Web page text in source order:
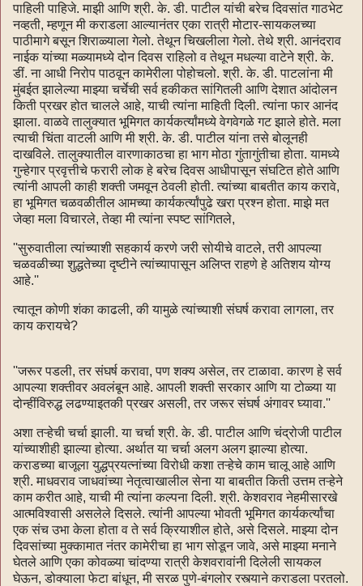
पाहिली पाहिजे. माझी आणि श्री. के. डी. पाटील यांची बरेच दिवसांत गाठभेट
नव्हती, म्हणून मी कराडला आल्यानंतर एका रात्री मोटार-सायकलच्या
पाठीमागे बसून शिराळ्याला गेलो. तेथून चिखलीला गेलो. तेथे श्री. आनंदराव
नाईक यांच्या मळ्यामध्ये दोन दिवस राहिलो व तेथून मधल्या वाटेने श्री. के.
डीं. ना आधी निरोप पाठवून कामेरीला पोहोचलो. श्री. के. डी. पाटलांना मी
मुंबईत झालेल्या माझ्या चर्चेची सर्व हकीकत सांगितली आणि देशात आंदोलन
किती प्रखर होत चालले आहे, याची त्यांना माहिती दिली. त्यांना फार आनंद
झाला. वाळवे तालुक्यात भूमिगत कार्यकर्त्यांमध्ये वेगवेगळे गट झाले होते. मला
त्याची चिंता वाटली आणि मी श्री. के. डी. पाटील यांना तसे बोलूनही
दाखविले. तालुक्यातील वारणाकाठचा हा भाग मोठा गुंतागुंतीचा होता. यामध्ये
गुन्हेगार प्रवृत्तीचे फरारी लोक हे बरेच दिवस आधीपासून संघटित होते आणि
त्यांनी आपली काही शक्ती जमवून ठेवली होती. त्यांच्या बाबतीत काय करावे,
हा भूमिगत चळवळीतील आमच्या कार्यकर्त्यांपुढे खरा प्रश्न होता. माझे मत
जेव्हा मला विचारले, तेव्हा मी त्यांना स्पष्ट सांगितले,
''सुरुवातीला त्यांच्याशी सहकार्य करणे जरी सोयीचे वाटले, तरी आपल्या
चळवळीच्या शुद्धतेच्या दृष्टीने त्यांच्यापासून अलिप्त राहणे हे अतिशय योग्य
आहे.''
त्यातून कोणी शंका काढली, की यामुळे त्यांच्याशी संघर्ष करावा लागला, तर
काय करायचे?
''जरूर पडली, तर संघर्ष करावा, पण शक्य असेल, तर टाळावा. कारण हे सर्व
आपल्या शक्तीवर अवलंबून आहे. आपली शक्ती सरकार आणि या टोळ्या या
दोन्हींविरुद्ध लढण्याइतकी प्रखर असली, तर जरूर संघर्ष अंगावर घ्यावा.''
अशा तऱ्हेची चर्चा झाली. या चर्चा श्री. के. डी. पाटील आणि चंद्रोजी पाटील
यांच्याशीही झाल्या होत्या. अर्थात या चर्चा अलग अलग झाल्या होत्या.
कराडच्या बाजूला युद्धप्रयत्नांच्या विरोधी कशा तऱ्हेचे काम चालू आहे आणि
श्री. माधवराव जाधवांच्या नेतृत्वाखालील सेना या बाबतीत किती उत्तम तऱ्हेने
काम करीत आहे, याची मी त्यांना कल्पना दिली. श्री. केशवराव नेहमीसारखे
आत्मविश्वासी असलेले दिसले. त्यांनी आपल्या भोवती भूमिगत कार्यकर्त्यांचा
एक संच उभा केला होता व ते सर्व क्रियाशील होते, असे दिसले. माझ्या दोन
दिवसांच्या मुक्कामात नंतर कामेरीचा हा भाग सोडून जावे, असे माझ्या मनाने
घेतले आणि एका कोवळ्या चांदण्या रात्री केशवरावांनी दिलेली सायकल
घेऊन, डोक्याला फेटा बांधून, मी सरळ पुणे-बंगलोर रस्त्याने कराडला परतलो.